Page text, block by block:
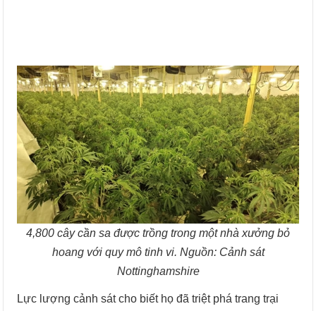
4,800 cây cần sa được trồng trong một nhà xưởng bỏ
hoang với quy mô tinh vi. Nguồn: Cảnh sát
Nottinghamshire
Lực lượng cảnh sát cho biết họ đã triệt phá trang trại